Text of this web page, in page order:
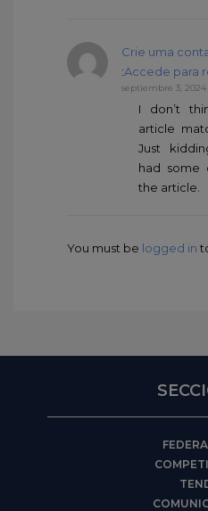
Crie uma
:Accede para
septiembre 3,
I don’t
article
Just
had some
the article.
You must be logged in